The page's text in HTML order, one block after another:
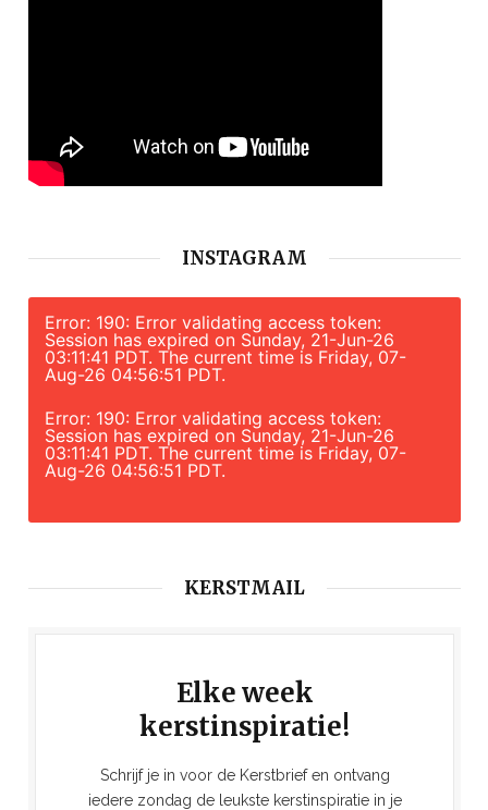
INSTAGRAM
Error: 190: Error validating access token:
Session has expired on Sunday, 21-Jun-26
03:11:41 PDT. The current time is Friday, 07-
Aug-26 04:56:51 PDT.
Error: 190: Error validating access token:
Session has expired on Sunday, 21-Jun-26
03:11:41 PDT. The current time is Friday, 07-
Aug-26 04:56:51 PDT.
KERSTMAIL
Elke week
kerstinspiratie!
Schrijf je in voor de Kerstbrief en ontvang
iedere zondag de leukste kerstinspiratie in je